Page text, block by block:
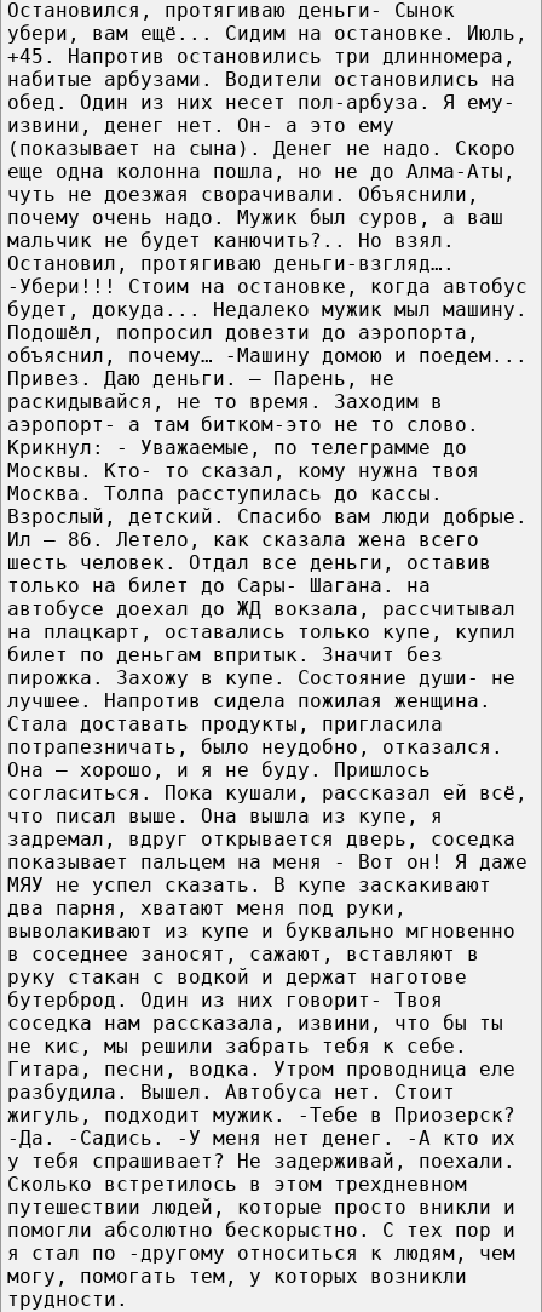
Остановился, протягиваю деньги- Сынок
убери, вам ещё... Сидим на остановке. Июль,
+45. Напротив остановились три длинномера,
набитые арбузами. Водители остановились на
обед. Один из них несет пол-арбуза. Я ему-
извини, денег нет. Он- а это ему
(показывает на сына). Денег не надо. Скоро
еще одна колонна пошла, но не до Алма-Аты,
чуть не доезжая сворачивали. Объяснили,
почему очень надо. Мужик был суров, а ваш
мальчик не будет канючить?.. Но взял.
Остановил, протягиваю деньги-взгляд….
-Убери!!! Стоим на остановке, когда автобус
будет, докуда... Недалеко мужик мыл машину.
Подошёл, попросил довезти до аэропорта,
объяснил, почему… -Машину домою и поедем...
Привез. Даю деньги. – Парень, не
раскидывайся, не то время. Заходим в
аэропорт- а там битком-это не то слово.
Крикнул: - Уважаемые, по телеграмме до
Москвы. Кто- то сказал, кому нужна твоя
Москва. Толпа расступилась до кассы.
Взрослый, детский. Спасибо вам люди добрые.
Ил – 86. Летело, как сказала жена всего
шесть человек. Отдал все деньги, оставив
только на билет до Сары- Шагана. на
автобусе доехал до ЖД вокзала, рассчитывал
на плацкарт, оставались только купе, купил
билет по деньгам впритык. Значит без
пирожка. Захожу в купе. Состояние души- не
лучшее. Напротив сидела пожилая женщина.
Стала доставать продукты, пригласила
потрапезничать, было неудобно, отказался.
Она – хорошо, и я не буду. Пришлось
согласиться. Пока кушали, рассказал ей всё,
что писал выше. Она вышла из купе, я
задремал, вдруг открывается дверь, соседка
показывает пальцем на меня - Вот он! Я даже
МЯУ не успел сказать. В купе заскакивают
два парня, хватают меня под руки,
выволакивают из купе и буквально мгновенно
в соседнее заносят, сажают, вставляют в
руку стакан с водкой и держат наготове
бутерброд. Один из них говорит- Твоя
соседка нам рассказала, извини, что бы ты
не кис, мы решили забрать тебя к себе.
Гитара, песни, водка. Утром проводница еле
разбудила. Вышел. Автобуса нет. Стоит
жигуль, подходит мужик. -Тебе в Приозерск?
-Да. -Садись. -У меня нет денег. -А кто их
у тебя спрашивает? Не задерживай, поехали.
Сколько встретилось в этом трехдневном
путешествии людей, которые просто вникли и
помогли абсолютно бескорыстно. С тех пор и
я стал по -другому относиться к людям, чем
могу, помогать тем, у которых возникли
трудности.